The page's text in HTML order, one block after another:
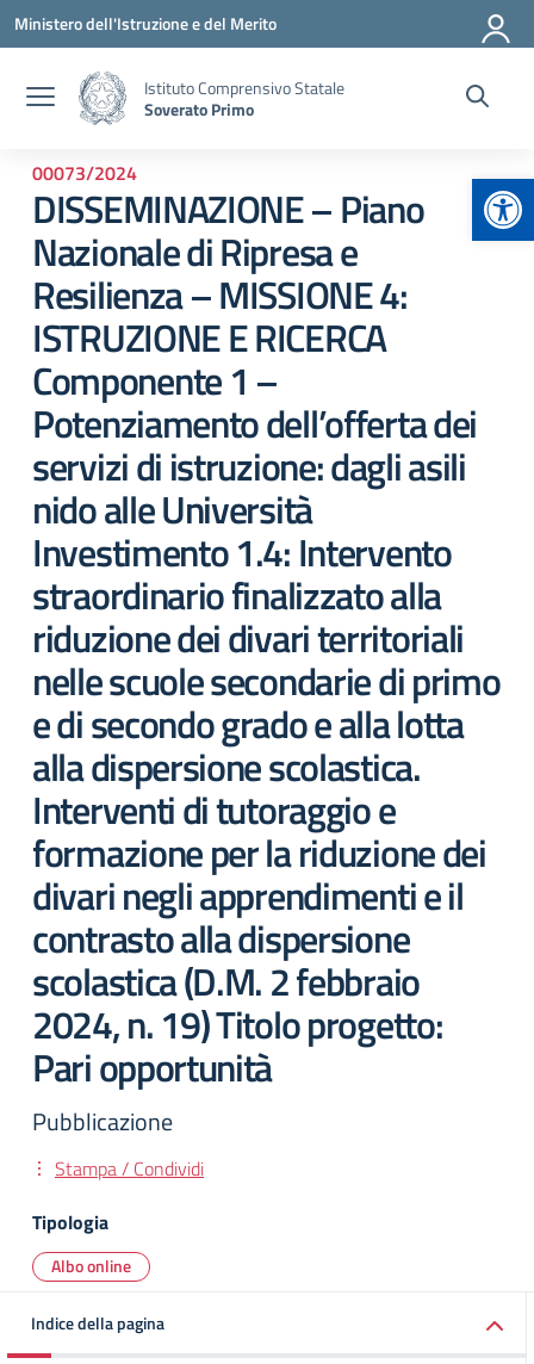
Vai ai contenuti
Vai al menu di navigazione
Vai al footer
Ministero dell'Istruzione e del Merito
Istituto Comprensivo Statale
Soverato Primo
00073/2024
DISSEMINAZIONE – Piano
Nazionale di Ripresa e
Resilienza – MISSIONE 4:
ISTRUZIONE E RICERCA
Componente 1 –
Potenziamento dell’offerta dei
servizi di istruzione: dagli asili
nido alle Università
Investimento 1.4: Intervento
straordinario finalizzato alla
riduzione dei divari territoriali
nelle scuole secondarie di primo
e di secondo grado e alla lotta
alla dispersione scolastica.
Interventi di tutoraggio e
formazione per la riduzione dei
divari negli apprendimenti e il
contrasto alla dispersione
scolastica (D.M. 2 febbraio
2024, n. 19) Titolo progetto:
Pari opportunità
Pubblicazione
Stampa / Condividi
Tipologia
Albo online
Indice della pagina